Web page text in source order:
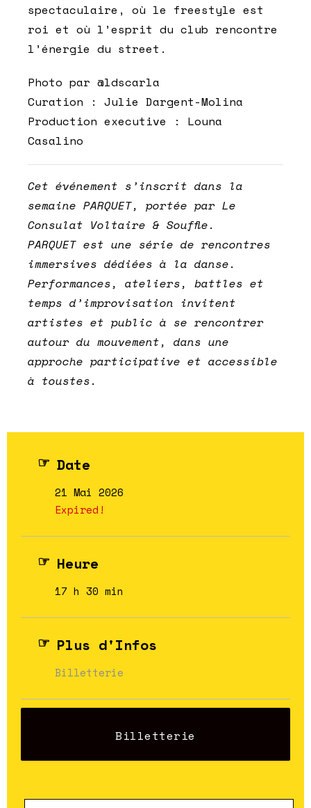
spectaculaire, où le freestyle est
roi et où l’esprit du club rencontre
l’énergie du street.
Photo par @ldscarla
Curation : Julie Dargent-Molina
Production executive : Louna
Casalino
Cet événement s’inscrit dans la
semaine PARQUET, portée par Le
Consulat Voltaire & Souffle.
PARQUET est une série de rencontres
immersives dédiées à la danse.
Performances, ateliers, battles et
temps d’improvisation invitent
artistes et public à se rencontrer
autour du mouvement, dans une
approche participative et accessible
à toustes.
Date
21 Mai 2026
Expired!
Heure
17 h 30 min
Plus d'Infos
Billetterie
Billetterie